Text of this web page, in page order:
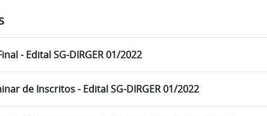
- Edital SG-DIRGER 01/2022
de Inscritos - Edital SG-DIRGER 01/2022